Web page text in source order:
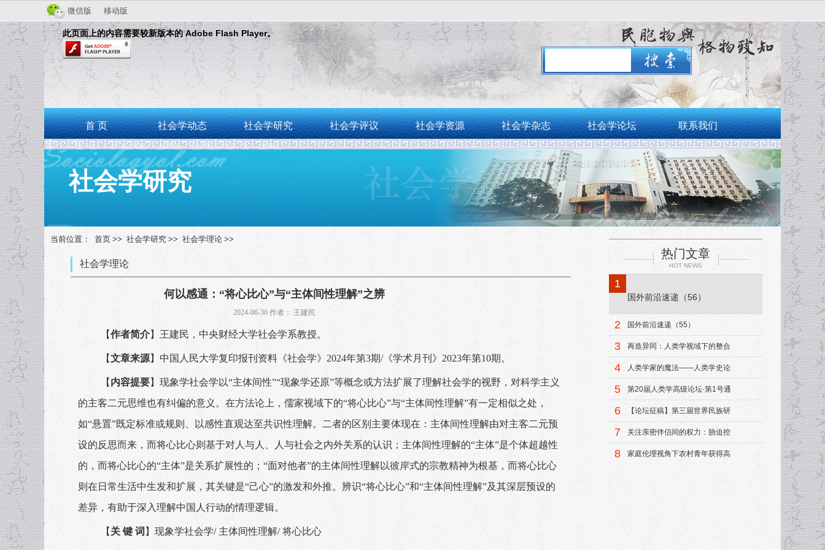
微信版 移动版
此页面上的内容需要较新版本的 Adobe Flash Player。
首 页 社会学动态 社会学研究 社会学评议 社会学资源 社会学杂志 社会学论坛 联系我们
社会学研究
当前位置： 首页 >> 社会学研究 >> 社会学理论 >>
社会学理论
何以感通：“将心比心”与“主体间性理解”之辨
2024-06-30 作者： 王建民
【作者简介】王建民，中央财经大学社会学系教授。
【文章来源】中国人民大学复印报刊资料《社会学》2024年第3期/《学术月刊》2023年第10期。
【 内容提要】现象学社会学以“主体间性”“现象学还原”等概念或方法扩展了理解社会学的视野，对科学主义
的主客二元思维也有纠偏的意义。在方法论上，儒家视域下的“将心比心”与“主体间性理解”有一定相似之处，
如“悬置”既定标准或规则、以感性直观达至共识性理解。二者的区别主要体现在：主体间性理解由对主客二元预
设的反思而来，而将心比心则基于对人与人、人与社会之内外关系的认识；主体间性理解的“主体”是个体超越性
的，而将心比心的“主体”是关系扩展性的；“面对他者”的主体间性理解以彼岸式的宗教精神为根基，而将心比心
则在日常生活中生发和扩展，其关键是“己心”的激发和外推。辨识“将心比心”和“主体间性理解”及其深层预设的
差异，有助于深入理解中国人行动的情理逻辑。
【 关 键 词 】现象学社会学/ 主体间性理解/ 将心比心
热门文章
HOT NEWS
1
国外前沿速递（56）
2 国外前沿速递（55）
3
再造异同：人类学视域下的整合
4
人类学家的魔法——人类学史论
5
第20届人类学高级论坛·第1号通
6
【论坛征稿】第三届世界民族研
7
关注亲密伴侣间的权力：胁迫控
8
家庭伦理视角下农村青年获得高